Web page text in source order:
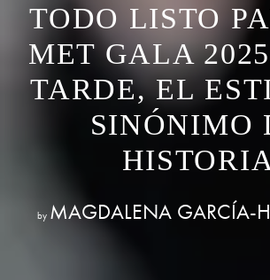
TODO LISTO
MET GALA
TARDE, EL
SINÓNIMO
by MAGDALENA GARCÍA-